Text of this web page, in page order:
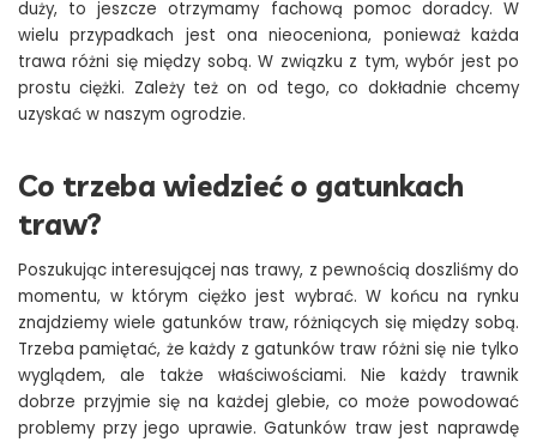
duży, to jeszcze otrzymamy fachową pomoc doradcy. W
wielu przypadkach jest ona nieoceniona, ponieważ każda
trawa różni się między sobą. W związku z tym, wybór jest po
prostu ciężki. Zależy też on od tego, co dokładnie chcemy
uzyskać w naszym ogrodzie.
Co trzeba wiedzieć o gatunkach
traw?
Poszukując interesującej nas trawy, z pewnością doszliśmy do
momentu, w którym ciężko jest wybrać. W końcu na rynku
znajdziemy wiele gatunków traw, różniących się między sobą.
Trzeba pamiętać, że każdy z gatunków traw różni się nie tylko
wyglądem, ale także właściwościami. Nie każdy trawnik
dobrze przyjmie się na każdej glebie, co może powodować
problemy przy jego uprawie. Gatunków traw jest naprawdę